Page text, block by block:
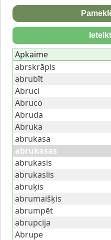
Apkaime
abrskrāpis
abrubīt
Abruci
Abruco
Abruda
Abruka
abrukasa
abrukasas
abrukasis
abrukaslis
abruķis
abrumaišķis
abrumpēt
abrupcija
Abrupe